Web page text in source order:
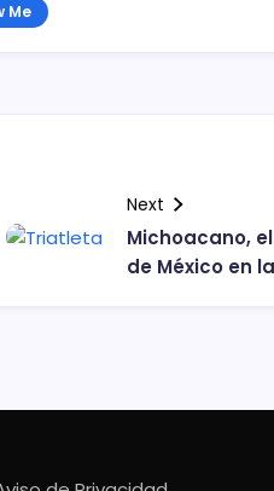
Me
Next
Michoacano,
de México en